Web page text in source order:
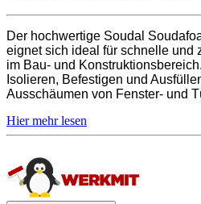
Der hochwertige Soudal
eignet sich ideal für schnelle und
im Bau- und
Isolieren, Befestigen und
Ausschäumen von Fenster- und
Hohlräumen - dieser
einsetzbar. Mit einer schnellen
Abdichtung. Der Soudal
bietet eine hervorragende
Feuchtigkeit und